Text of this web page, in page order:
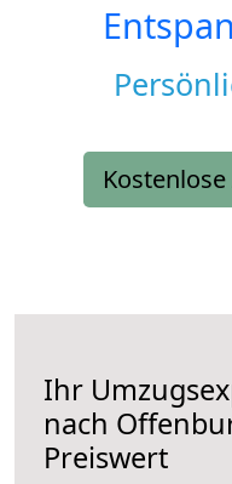
Ihr
nach
Preiswert